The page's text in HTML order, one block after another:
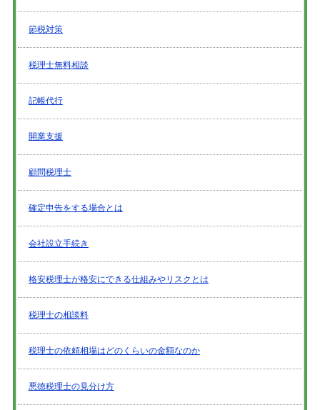
節税対策
税理士無料相談
記帳代行
開業支援
顧問税理士
確定申告をする場合とは
会社設立手続き
格安税理士が格安にできる仕組みやリスクとは
税理士の相談料
税理士の依頼相場はどのくらいの金額なのか
悪徳税理士の見分け方